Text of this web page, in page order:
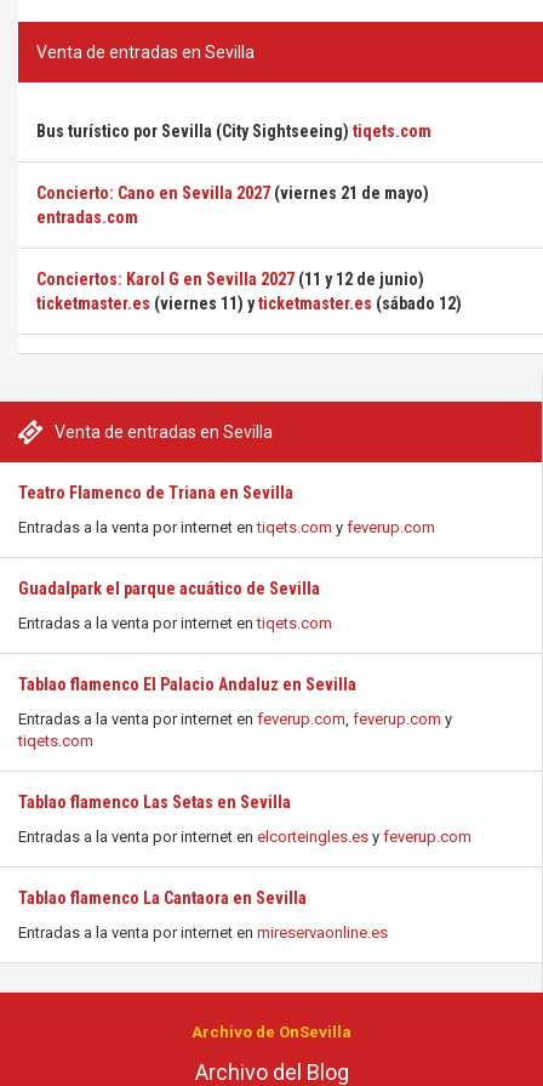
Venta de entradas en Sevilla
Teatro Flamenco de Triana en Sevilla
Entradas a la venta por internet entiqets.com y feverup.com
Guadalpark el parque acuático de Sevilla
Entradas a la venta por internet entiqets.com
Tablao flamenco El Palacio Andaluz en Sevilla
Entradas a la venta por internet en feverup.com, feverup.com y
tiqets.com
Tablao flamenco Las Setas en Sevilla
Entradas a la venta por internet en elcorteingles.es y feverup.com
Tablao flamenco La Cantaora en Sevilla
Entradas a la venta por internet en mireservaonline.es
Venta de entradas en Sevilla
Bus turístico por Sevilla (City Sightseeing) tiqets.com
Concierto: Cano en Sevilla 2027 (viernes 21 de mayo)
entradas.com
Conciertos: Karol G en Sevilla 2027 (11 y 12 de junio)
ticketmaster.es (viernes 11) yticketmaster.es (sábado 12)
Archivo de OnSevilla
Archivo del Blog